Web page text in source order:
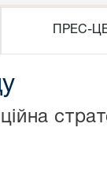
ПРЕС-